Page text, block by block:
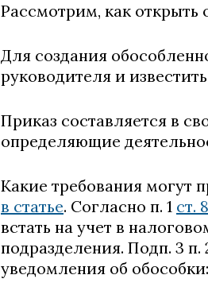
Рассмотрим, как открыть
Для создания
руководителя и
Приказ составляется в
определяющие
Какие требования могут
в статье. Согласно п. 1 ст.
встать на учет в
подразделения. Подп. 3 п.
уведомления об обособки: